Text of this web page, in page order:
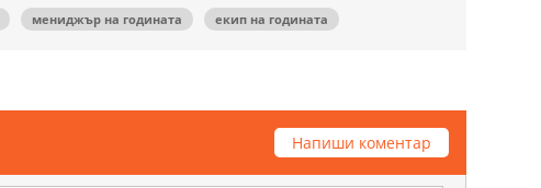
мениджър на годината екип на годината
Напиши коментар